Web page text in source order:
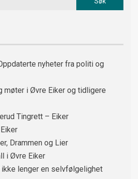
nyheter fra politi og
møter i Øvre Eiker og tidligere
Tingrett – Eiker
Drammen og Lier
i Øvre Eiker
lenger en selvfølgelighet